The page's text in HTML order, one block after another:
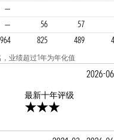
—
— 56
57
964 825 489
，业绩超过1年为年化值
2026-06
最新十年评级